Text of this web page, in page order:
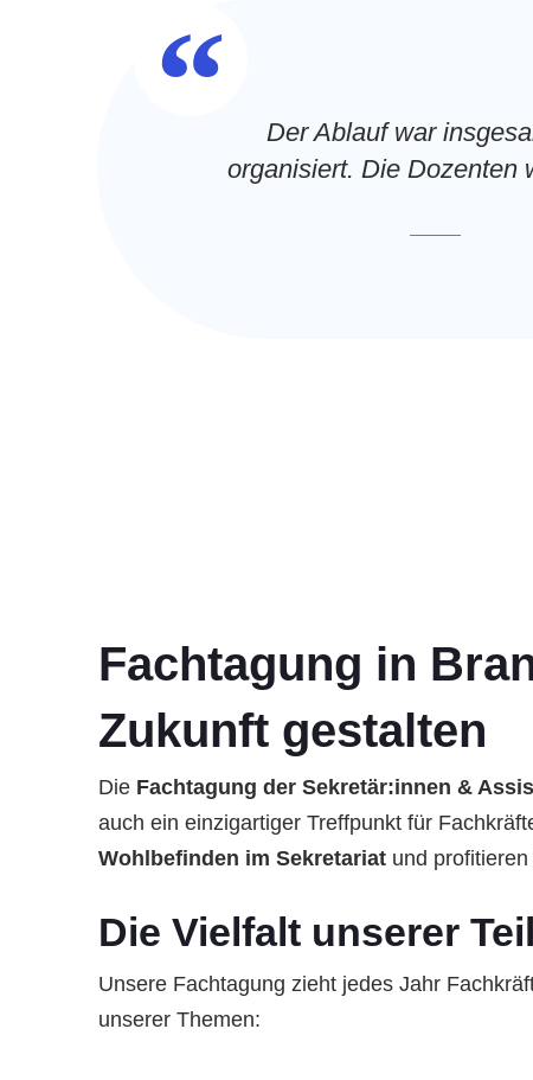
“
Der Ablauf war
organisiert. Die Dozenten
Fachtagung in
Zukunft gestalten
Die Fachtagung der Sekretär:innen &
auch ein einzigartiger Treffpunkt für
Wohlbefinden im Sekretariat und
Die Vielfalt unserer
Unsere Fachtagung zieht jedes Jahr
unserer Themen: